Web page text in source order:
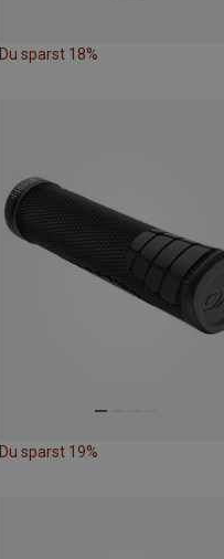
Du sparst 18%
Du sparst 19%